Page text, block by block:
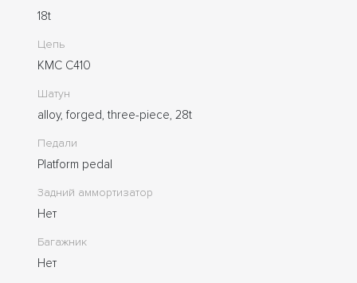
18t
Цепь
KMC C410
Шатун
alloy, forged, three-piece, 28t
Педали
Platform pedal
Задний аммортизатор
Нет
Багажник
Нет